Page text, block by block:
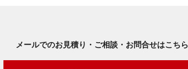
メールでのお見積り・ご相談・お問合せはこちら